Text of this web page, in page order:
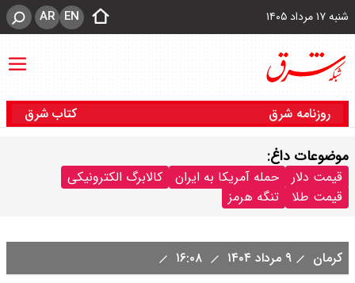
شنبه ۱۷ مرداد ۱۴۰۵ EN
AR
روزنامه شرق کتاب شرق
موضوعات داغ:
قیمت دلار حمله آمریکا به ایران
کالابرگ الکترونیکی
قیمت طلا
تنگه هرمز
کرمان ۹ مرداد ۱۴۰۴